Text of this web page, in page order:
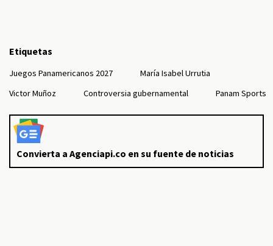
Etiquetas
Juegos Panamericanos 2027
María Isabel Urrutia
Victor Muñoz
Controversia gubernamental Panam Sports
Convierta a Agenciapi.co en su fuente de noticias